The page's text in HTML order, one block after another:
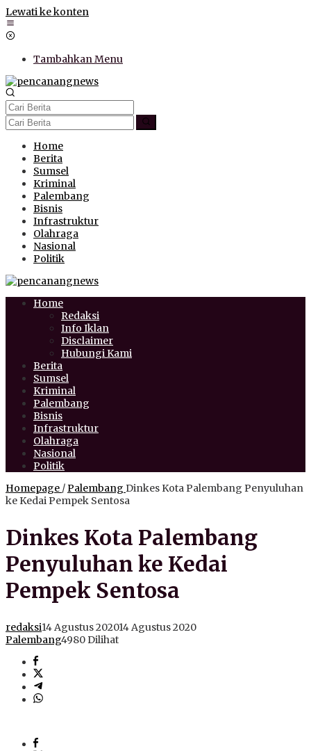
Lewati ke konten
Tambahkan Menu
Home
Berita
Sumsel
Kriminal
Palembang
Bisnis
Infrastruktur
Olahraga
Nasional
Politik
Home
Redaksi
Info Iklan
Disclaimer
Hubungi Kami
Berita
Sumsel
Kriminal
Palembang
Bisnis
Infrastruktur
Olahraga
Nasional
Politik
Homepage /Palembang Dinkes Kota Palembang Penyuluhan
ke Kedai Pempek Sentosa
Dinkes Kota Palembang
Penyuluhan ke Kedai
Pempek Sentosa
redaksi14 Agustus 202014 Agustus 2020
Palembang4980 Dilihat